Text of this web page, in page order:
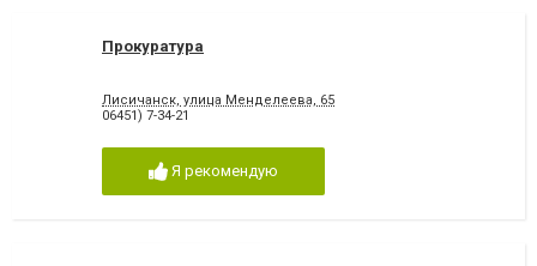
Прокуратура
Лисичанск, улица Менделеева, 65
06451) 7-34-21
Я рекомендую